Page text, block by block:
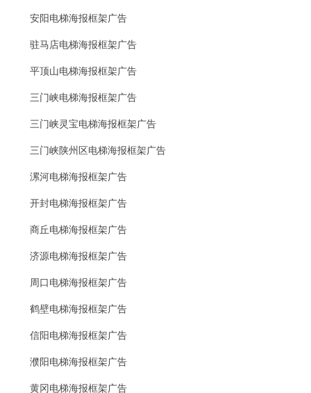
安阳电梯海报框架广告
驻马店电梯海报框架广告
平顶山电梯海报框架广告
三门峡电梯海报框架广告
三门峡灵宝电梯海报框架广告
三门峡陕州区电梯海报框架广告
漯河电梯海报框架广告
开封电梯海报框架广告
商丘电梯海报框架广告
济源电梯海报框架广告
周口电梯海报框架广告
鹤壁电梯海报框架广告
信阳电梯海报框架广告
濮阳电梯海报框架广告
黄冈电梯海报框架广告